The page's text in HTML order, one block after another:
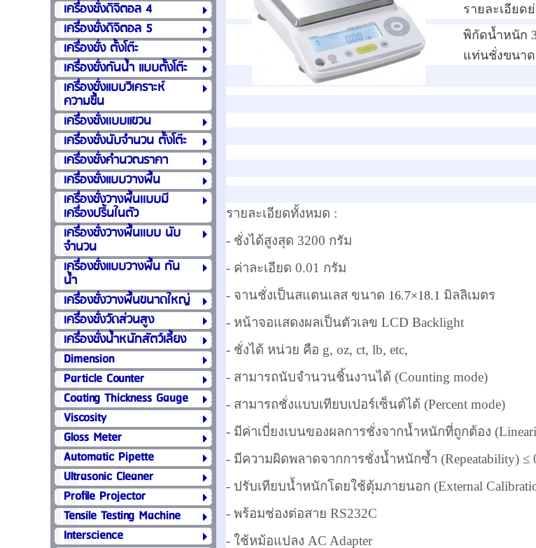
เครื่องชั่งดิจิตอล 4
เครื่องชั่งดิจิตอล 5
เครื่องชั่ง ตั้งโต๊ะ
เครื่องชั่งกันน้ำ แบบตั้งโต๊ะ
เครื่องชั่งแบบวิเคราะห์
ความชื้น
เครื่องชั่งเเบบแขวน
เครื่องชั่งนับจำนวน ตั้งโต๊ะ
เครื่องชั่งคำนวณราคา
เครื่องชั่งแบบวางพื้น
เครื่องชั่งวางพื้นเเบบมี
เครื่องปริ้นในตัว
เครื่องชั่งวางพื้นเเบบ นับ
จำนวน
เครื่องชั่งแบบวางพื้น กัน
น้ำ
เครื่องชั่งวางพื้นขนาดใหญ่
เครื่องชั่งวัดส่วนสูง
เครื่องชั่งน้ำหนักสัตว์เลี้ยง
Dimension
Particle Counter
Coating Thickness Gauge
Viscosity
Gloss Meter
Automatic Pipette
Ultrasonic Cleaner
Profile Projector
Tensile Testing Machine
Interscience
รายละเอียด
พิกัดน้ำหนัก
แท่นชั่งขนาด
รายละเอียดทั้งหมด :
- ชั่งได้สูงสุด 3200 กรัม
- ค่าละเอียด 0.01 กรัม
- จานชั่งเป็นสแตนเลส ขนาด 16.7×18.1 มิลลิเมตร
- หน้าจอแสดงผลเป็นตัวเลข LCD Backlight
- ชั่งได้ หน่วย คือ g, oz, ct, lb, etc,
- สามารถนับจำนวนชิ้นงานได้ (Counting mode)
- สามารถชั่งแบบเทียบเปอร์เซ็นต์ได้ (Percent mode)
- มีค่าเบี่ยงเบนของผลการชั่งจากน้ำหนักที่ถูกต้อง
- มีความผิดพลาดจากการชั่งน้ำหนักซ้ำ (Repeatability) ≤
- ปรับเทียบน้ำหนักโดยใช้ตุ้มภายนอก (External
- พร้อมช่องต่อสาย RS232C
- ใช้หม้อแปลง AC Adapter